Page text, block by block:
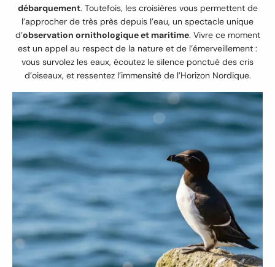
débarquement. Toutefois, les croisières vous permettent de
l’approcher de très près depuis l’eau, un spectacle unique
d’observation ornithologique et maritime. Vivre ce moment
est un appel au respect de la nature et de l’émerveillement :
vous survolez les eaux, écoutez le silence ponctué des cris
d’oiseaux, et ressentez l’immensité de l’Horizon Nordique.